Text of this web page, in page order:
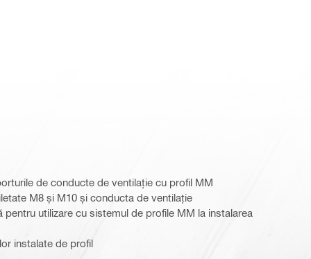
de conducte de ventilație cu profil MM
M8 și M10 și conducta de ventilație
pentru utilizare cu sistemul de profile MM la instalarea
instalate de profil